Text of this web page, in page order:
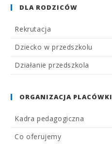
DLA RODZICÓW
Rekrutacja
Dziecko w przedszkolu
Działanie przedszkola
ORGANIZACJA PLACÓWKI
Kadra pedagogiczna
Co oferujemy